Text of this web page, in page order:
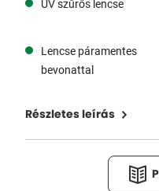
UV szűrős lencse
Lencse páramentes
bevonattal
Részletes leírás